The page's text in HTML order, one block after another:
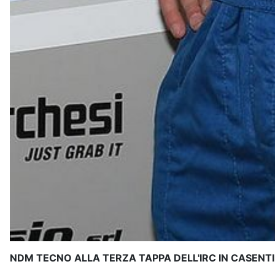
NDM TECNO ALLA TERZA TAPPA DELL'IRC IN